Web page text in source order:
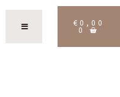
€ 0,00
0